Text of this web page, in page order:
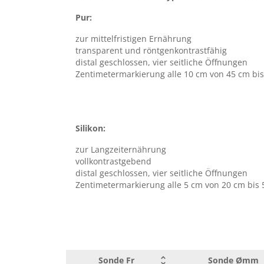
4,0
4,5
Auf unserem Portal für Gebrauchsanweisungen erhalten Sie
Gebrauchsanweisung.
Pur:
zur mittelfristigen Ernährung
transparent und röntgenkontrastfähig
distal geschlossen, vier seitliche Öffnungen
Zentimetermarkierung alle 10 cm von 45 cm
Silikon:
zur Langzeiternährung
vollkontrastgebend
distal geschlossen, vier seitliche Öffnungen
Zentimetermarkierung alle 5 cm von 20 cm bis
Sonde Fr Sonde Ømm